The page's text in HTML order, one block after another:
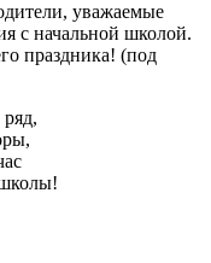
уважаемые
с начальной школой.
праздника! (под